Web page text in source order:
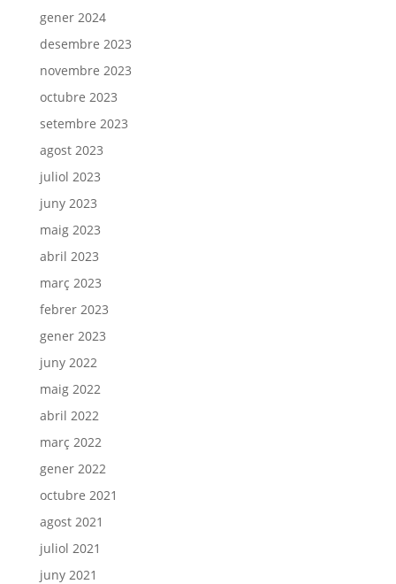
gener 2024
desembre 2023
novembre 2023
octubre 2023
setembre 2023
agost 2023
juliol 2023
juny 2023
maig 2023
abril 2023
març 2023
febrer 2023
gener 2023
juny 2022
maig 2022
abril 2022
març 2022
gener 2022
octubre 2021
agost 2021
juliol 2021
juny 2021